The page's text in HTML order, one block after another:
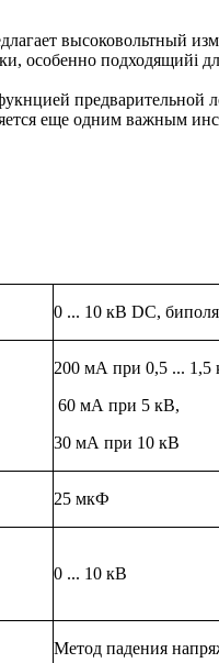
высоковольтный
особенно подходящийi
еще одним важным
0 ... 10 кВ DC,
200 мА при 0,5 ... 1,5
60 мА при 5 кВ,
30 мА при 10 кВ
25 мкФ
0 ... 10 кВ
Метод падения